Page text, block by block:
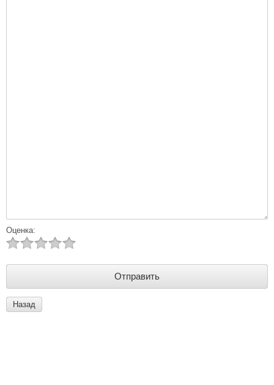
Оценка:
Назад